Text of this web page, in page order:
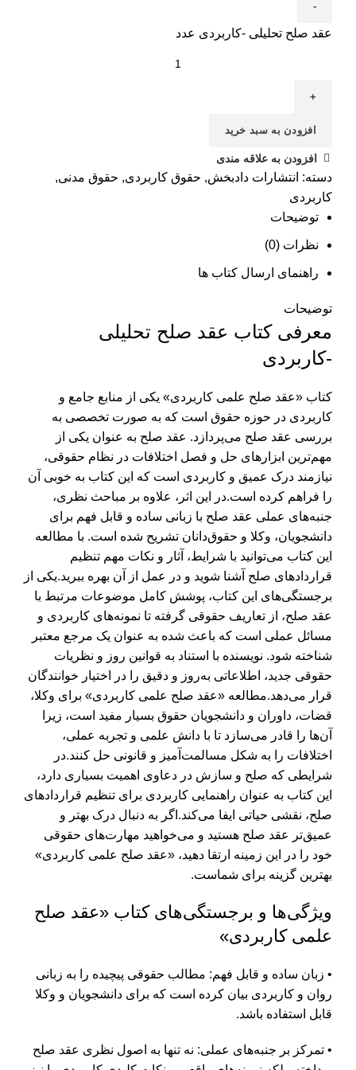
عقد صلح تحلیلی -کاربردی عدد
افزودن به سبد خرید
افزودن به علاقه مندی
دسته: انتشارات دادبخش, حقوق کاربردی, حقوق مدنی,
کاربردی
توضیحات
نظرات (0)
راهنمای ارسال کتاب ها
توضیحات
معرفی کتاب عقد صلح تحلیلی
-کاربردی
کتاب «عقد صلح علمی کاربردی» یکی از منابع جامع و
کاربردی در حوزه حقوق است که به صورت تخصصی به
بررسی عقد صلح می‌پردازد. عقد صلح به عنوان یکی از
مهم‌ترین ابزارهای حل و فصل اختلافات در نظام حقوقی،
نیازمند درک عمیق و کاربردی است که این کتاب به خوبی آن
را فراهم کرده است.در این اثر، علاوه بر مباحث نظری،
جنبه‌های عملی عقد صلح با زبانی ساده و قابل فهم برای
دانشجویان، وکلا و حقوق‌دانان تشریح شده است. با مطالعه
این کتاب می‌توانید با شرایط، آثار و نکات مهم تنظیم
قراردادهای صلح آشنا شوید و در عمل از آن بهره ببرید.یکی از
برجستگی‌های این کتاب، پوشش کامل موضوعات مرتبط با
عقد صلح، از تعاریف حقوقی گرفته تا نمونه‌های کاربردی و
مسائل عملی است که باعث شده به عنوان یک مرجع معتبر
شناخته شود. نویسنده با استناد به قوانین روز و نظریات
حقوقی جدید، اطلاعاتی به‌روز و دقیق را در اختیار خوانندگان
قرار می‌دهد.مطالعه «عقد صلح علمی کاربردی» برای وکلا،
قضات، داوران و دانشجویان حقوق بسیار مفید است، زیرا
آن‌ها را قادر می‌سازد تا با دانش علمی و تجربه عملی،
اختلافات را به شکل مسالمت‌آمیز و قانونی حل کنند.در
شرایطی که صلح و سازش در دعاوی اهمیت بسیاری دارد،
این کتاب به عنوان راهنمایی کاربردی برای تنظیم قراردادهای
صلح، نقشی حیاتی ایفا می‌کند. اگر به دنبال درک بهتر و
عمیق‌تر عقد صلح هستید و می‌خواهید مهارت‌های حقوقی
خود را در این زمینه ارتقا دهید، «عقد صلح علمی کاربردی»
بهترین گزینه برای شماست.
ویژگی‌ها و برجستگی‌های کتاب «عقد صلح
علمی کاربردی»
• زبان ساده و قابل فهم: مطالب حقوقی پیچیده را به زبانی
روان و کاربردی بیان کرده است که برای دانشجویان و وکلا
قابل استفاده باشد.
• تمرکز بر جنبه‌های عملی: نه تنها به اصول نظری عقد صلح